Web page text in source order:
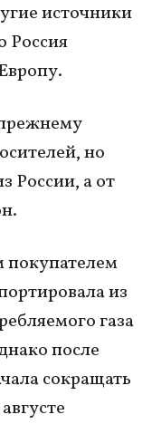
источники
Россия
но
России, а от
из
газа
после
сокращать